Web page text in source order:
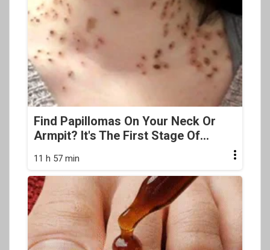
Find Papillomas On Your Neck Or
Armpit? It's The First Stage Of...
11 h 57 min